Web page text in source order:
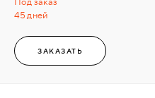
45 дней
ЗАКАЗАТЬ